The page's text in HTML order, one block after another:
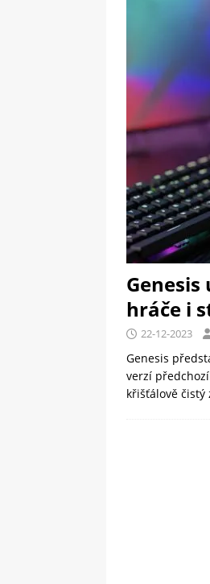
hráče i
22-12-2023
Genesis
verzí
křišťálově